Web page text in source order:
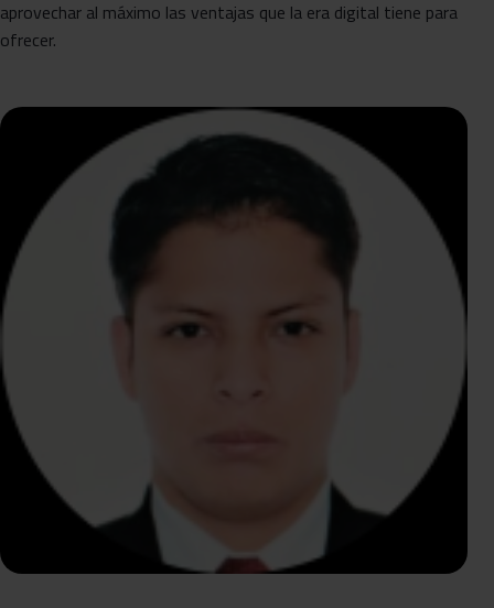
aprovechar al máximo las ventajas que la era digital tiene para
ofrecer.